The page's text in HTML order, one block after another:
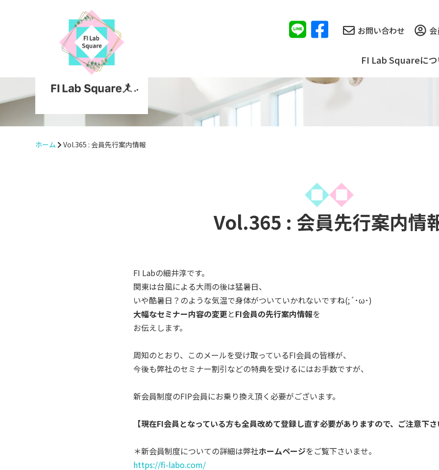
お問い合わせ
FI Lab Squareにつ
ホーム Vol.365 : 会員先行案内情報
Vol.365 : 会員先行案内情
FI Labの細井淳です。
関東は台風による大雨の後は猛暑日、
いや酷暑日？のような気温で身体がついていかれないですね(;´ ･ω･)
大幅なセミナー内容の変更とFI会員の先行案内情報を
お伝えします。
周知のとおり、このメールを受け取っているFI会員の皆様が、
今後も弊社のセミナー割引などの特典を受けるにはお手数ですが、
新会員制度のFIP会員にお乗り換え頂く必要がございます。
【現在FI会員となっている方も全員改めて登録し直す必要があり ますので、ご注意下さ
＊新会員制度についての詳細は弊社ホームページをご覧下さいませ。
https://fi-labo.com/